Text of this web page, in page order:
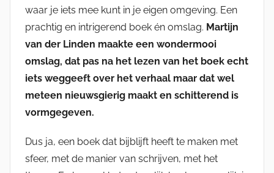
waar je iets mee kunt in je eigen omgeving. Een
prachtig en intrigerend boek én omslag. Martijn
van der Linden maakte een wondermooi
omslag, dat pas na het lezen van het boek echt
iets weggeeft over het verhaal maar dat wel
meteen nieuwsgierig maakt en schitterend is
vormgegeven.
Dus ja, een boek dat bijblijft heeft te maken met
sfeer, met de manier van schrijven, met het